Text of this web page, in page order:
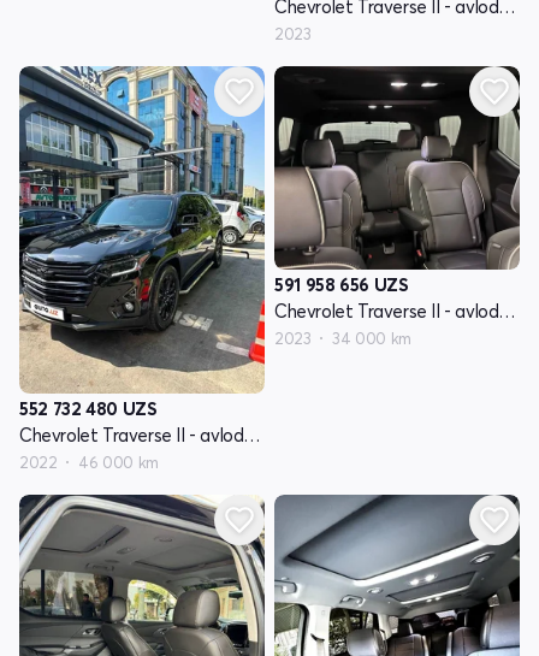
Chevrolet Traverse II - avlod restyling
2023
552 732 480 UZS
Chevrolet Traverse II - avlod restyling
2022 46 000 km
591 958 656 UZS
Chevrolet Traverse II - avlod restyling
2023 34 000 km